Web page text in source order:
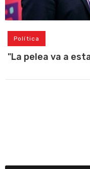
Política
"La pelea va a